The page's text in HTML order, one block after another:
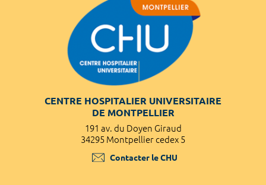
CENTRE HOSPITALIER UNIVERSITAIRE
DE MONTPELLIER
191 av. du Doyen Giraud
34295 Montpellier cedex 5
Contacter le CHU